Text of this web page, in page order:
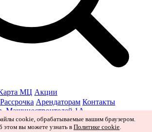
МЦ Акции
Рассрочка Арендаторам Контакты
Машиностроителей 1А
10:00–19:30 Сб 10:00–19:00 Вс 10:00–
cookie, обрабатываемые вашим браузером.
этом вы можете узнать в Политике cookie.